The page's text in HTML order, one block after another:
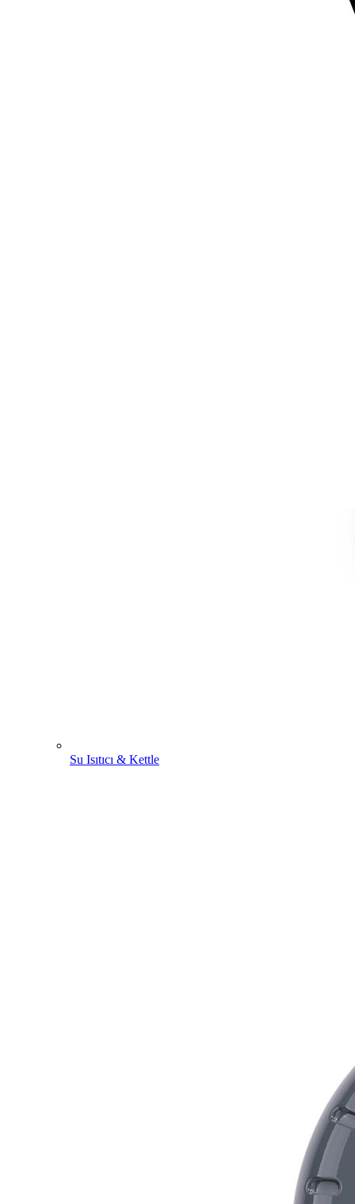
Su Isıtıcı & Kettle